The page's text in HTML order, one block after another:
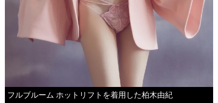
フルブルーム ホットリフトを着用した柏木由紀